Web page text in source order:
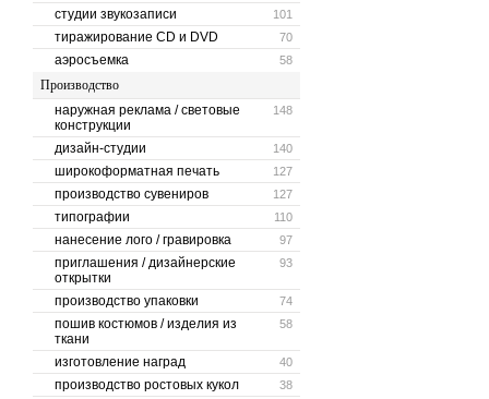
101
студии звукозаписи
70
тиражирование CD и DVD
58
аэросъемка
Производство
148
наружная реклама / световые
конструкции
140
дизайн-студии
127
широкоформатная печать
127
производство сувениров
110
типографии
97
нанесение лого / гравировка
93
приглашения / дизайнерские
открытки
74
производство упаковки
58
пошив костюмов / изделия из
ткани
40
изготовление наград
38
производство ростовых кукол